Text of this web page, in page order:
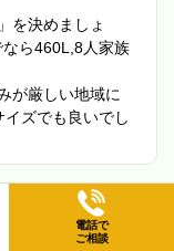
を決めましょ
ら460L,8人家族
が厳しい地域に
ズでも良いでし
電話で
ご相談